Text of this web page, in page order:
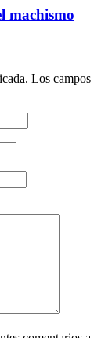
machismo
Los campos